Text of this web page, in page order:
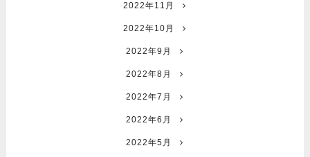
2022年11月
2022年10月
2022年9月
2022年8月
2022年7月
2022年6月
2022年5月